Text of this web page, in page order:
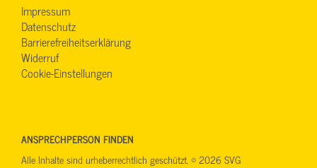
Impressum
Datenschutz
Barrierefreiheitserklärung
Widerruf
Cookie-Einstellungen
ANSPRECHPERSON FINDEN
Alle Inhalte sind urheberrechtlich geschützt. © 2026 SVG